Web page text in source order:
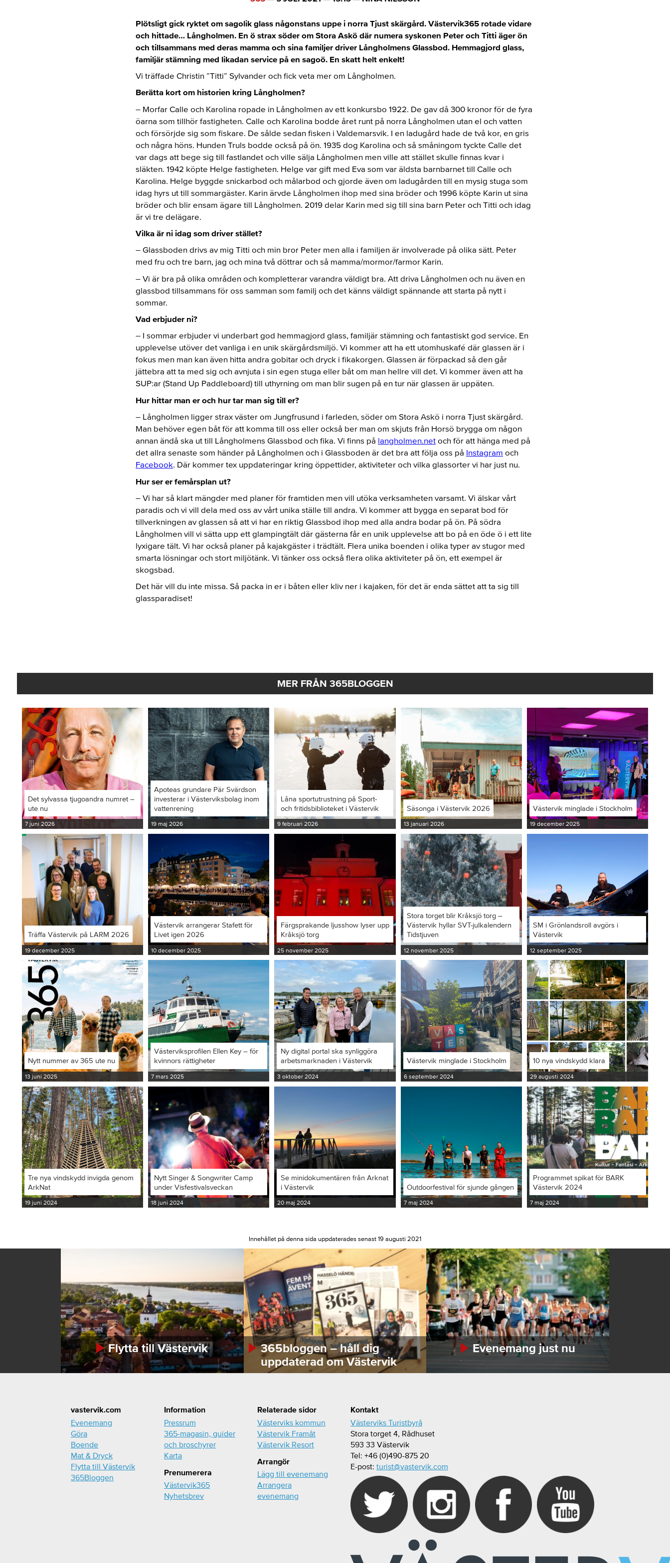
Plötsligt gick ryktet om sagolik glass någonstans uppe i norra Tjust skärgård. Västervik365 rotade vidare
och hittade… Långholmen. En ö strax söder om Stora Askö där numera syskonen Peter och Titti äger ön
och tillsammans med deras mamma och sina familjer driver Långholmens Glassbod. Hemmagjord glass,
familjär stämning med likadan service på en sagoö. En skatt helt enkelt!
Vi träffade Christin ”Titti” Sylvander och fick veta mer om Långholmen.
Berätta kort om historien kring Långholmen?
– Morfar Calle och Karolina ropade in Långholmen av ett konkursbo 1922. De gav då 300 kronor för de fyra
öarna som tillhör fastigheten. Calle och Karolina bodde året runt på norra Långholmen utan el och vatten
och försörjde sig som fiskare. De sålde sedan fisken i Valdemarsvik. I en ladugård hade de två kor, en gris
och några höns. Hunden Truls bodde också på ön. 1935 dog Karolina och så småningom tyckte Calle det
var dags att bege sig till fastlandet och ville sälja Långholmen men ville att stället skulle finnas kvar i
släkten. 1942 köpte Helge fastigheten. Helge var gift med Eva som var äldsta barnbarnet till Calle och
Karolina. Helge byggde snickarbod och målarbod och gjorde även om ladugården till en mysig stuga som
idag hyrs ut till sommargäster. Karin ärvde Långholmen ihop med sina bröder och 1996 köpte Karin ut sina
bröder och blir ensam ägare till Långholmen. 2019 delar Karin med sig till sina barn Peter och Titti och idag
är vi tre delägare.
Vilka är ni idag som driver stället?
– Glassboden drivs av mig Titti och min bror Peter men alla i familjen är involverade på olika sätt. Peter
med fru och tre barn, jag och mina två döttrar och så mamma/mormor/farmor Karin.
– Vi är bra på olika områden och kompletterar varandra väldigt bra. Att driva Långholmen och nu även en
glassbod tillsammans för oss samman som familj och det känns väldigt spännande att starta på nytt i
sommar.
Vad erbjuder ni?
– I sommar erbjuder vi underbart god hemmagjord glass, familjär stämning och fantastiskt god service. En
upplevelse utöver det vanliga i en unik skärgårdsmiljö. Vi kommer att ha ett utomhuskafé där glassen är i
fokus men man kan även hitta andra gobitar och dryck i fikakorgen. Glassen är förpackad så den går
jättebra att ta med sig och avnjuta i sin egen stuga eller båt om man hellre vill det. Vi kommer även att ha
SUP:ar (Stand Up Paddleboard) till uthyrning om man blir sugen på en tur när glassen är uppäten.
Hur hittar man er och hur tar man sig till er?
– Långholmen ligger strax väster om Jungfrusund i farleden, söder om Stora Askö i norra Tjust skärgård.
Man behöver egen båt för att komma till oss eller också ber man om skjuts från Horsö brygga om någon
annan ändå ska ut till Långholmens Glassbod och fika. Vi finns på langholmen.net och för att hänga med på
det allra senaste som händer på Långholmen och i Glassboden är det bra att följa oss på Instagram och
Facebook. Där kommer tex uppdateringar kring öppettider, aktiviteter och vilka glassorter vi har just nu.
Hur ser er femårsplan ut?
– Vi har så klart mängder med planer för framtiden men vill utöka verksamheten varsamt. Vi älskar vårt
paradis och vi vill dela med oss av vårt unika ställe till andra. Vi kommer att bygga en separat bod för
tillverkningen av glassen så att vi har en riktig Glassbod ihop med alla andra bodar på ön. På södra
Långholmen vill vi sätta upp ett glampingtält där gästerna får en unik upplevelse att bo på en öde ö i ett lite
lyxigare tält. Vi har också planer på kajakgäster i trädtält. Flera unika boenden i olika typer av stugor med
smarta lösningar och stort miljötänk. Vi tänker oss också flera olika aktiviteter på ön, ett exempel är
skogsbad.
Det här vill du inte missa. Så packa in er i båten eller kliv ner i kajaken, för det är enda sättet att ta sig till
glassparadiset!
MER FRÅN 365BLOGGEN
Det sylvassa tjugoandra numret –
ute nu
7 juni 2026
Apoteas grundare Pär Svärdson
investerar i Västerviksbolag inom
vattenrening
19 maj 2026
Låna sportutrustning på Sport-
och fritidsbiblioteket i Västervik
9 februari 2026
Säsonga i Västervik 2026
13 januari 2026
Västervik minglade i Stockholm
19 december 2025
Träffa Västervik på LARM 2026
19 december 2025
Västervik arrangerar Stafett för
Livet igen 2026
10 december 2025
Färgsprakande ljusshow lyser upp
Kråksjö torg
25 november 2025
Stora torget blir Kråksjö torg –
Västervik hyllar SVT-julkalendern
Tidstjuven
12 november 2025
SM i Grönlandsroll avgörs i
Västervik
12 september 2025
Nytt nummer av 365 ute nu
13 juni 2025
Västerviksprofilen Ellen Key – för
kvinnors rättigheter
7 mars 2025
Ny digital portal ska synliggöra
arbetsmarknaden i Västervik
3 oktober 2024
Västervik minglade i Stockholm
6 september 2024
10 nya vindskydd klara
29 augusti 2024
Tre nya vindskydd invigda genom
ArkNat
19 juni 2024
Nytt Singer & Songwriter Camp
under Visfestivalsveckan
18 juni 2024
Se minidokumentären från Arknat
i Västervik
20 maj 2024
Outdoorfestival för sjunde gången
7 maj 2024
Programmet spikat för BARK
Västervik 2024
7 maj 2024
Innehållet på denna sida uppdaterades senast 19 augusti 2021
Flytta till Västervik
365bloggen – håll dig
uppdaterad om Västervik
Evenemang just nu
vastervik.com
Evenemang
Göra
Boende
Mat & Dryck
Flytta till Västervik
365Bloggen
Information
Pressrum
365-magasin, guider
och broschyrer
Karta
Prenumerera
Västervik365
Nyhetsbrev
Relaterade sidor
Västerviks kommun
Västervik Framåt
Västervik Resort
Arrangör
Lägg till evenemang
Arrangera
evenemang
Kontakt
Västerviks Turistbyrå
Stora torget 4, Rådhuset
593 33 Västervik
Tel: +46 (0)490-875 20
E-post: turist@vastervik.com